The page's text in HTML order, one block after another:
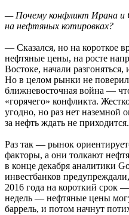
— Почему конфликт Ирана и
на нефтяных котировках?
— Сказался, но на короткое
нефтяные цены, на росте
Востоке, начали
Но в целом рынки не
ближневосточная война —
«горячего» конфликта.
угодно, но раз нет
за нефть ждать не приходится.
Раз так — рынок
факторы, а они толкают
в конце декабря аналитики
инвестбанков
2016 года на короткий срок
недель — нефтяные цены
баррель, и потом начнут